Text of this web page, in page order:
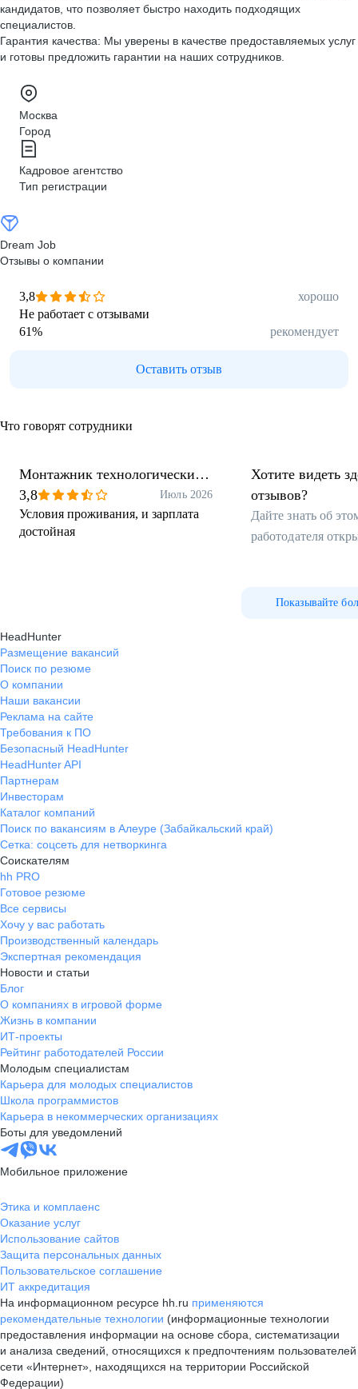
кандидатов, что позволяет быстро находить подходящих
специалистов.
Гарантия качества: Мы уверены в качестве предоставляемых услуг
и готовы предложить гарантии на наших сотрудников.
Москва
Город
Кадровое агентство
Тип регистрации
Dream Job
Отзывы о компании
3,8
хорошо
Не работает с отзывами
61% рекомендует
Оставить отзыв
Что говорят сотрудники
Монтажник технологических
трубопроводов
3,8 Июль 2026
Условия проживания, и зарплата
достойная
Хотите видеть
отзывов?
Дайте знать об
работодателя
Показывайте
HeadHunter
Размещение вакансий
Поиск по резюме
О компании
Наши вакансии
Реклама на сайте
Требования к ПО
Безопасный HeadHunter
HeadHunter API
Партнерам
Инвесторам
Каталог компаний
Поиск по вакансиям в Алеуре (Забайкальский край)
Сетка: соцсеть для нетворкинга
Соискателям
hh PRO
Готовое резюме
Все сервисы
Хочу у вас работать
Производственный календарь
Экспертная рекомендация
Новости и статьи
Блог
О компаниях в игровой форме
Жизнь в компании
ИТ-проекты
Рейтинг работодателей России
Молодым специалистам
Карьера для молодых специалистов
Школа программистов
Карьера в некоммерческих организациях
Боты для уведомлений
Мобильное приложение
Этика и комплаенс
Оказание услуг
Использование сайтов
Защита персональных данных
Пользовательское соглашение
ИТ аккредитация
На информационном ресурсе hh.ru применяются
рекомендательные технологии (информационные технологии
предоставления информации на основе сбора, систематизации
и анализа сведений, относящихся к предпочтениям пользователей
сети «Интернет», находящихся на территории Российской
Федерации)